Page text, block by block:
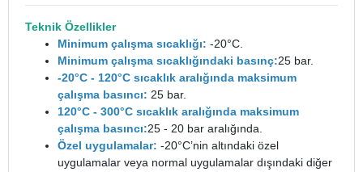
Teknik Özellikler
Minimum çalışma sıcaklığı: -20°C.
Minimum çalışma sıcaklığındaki basınç:25 bar.
-20°C - 120°C sıcaklık aralığında maksimum
çalışma basıncı: 25 bar.
120°C - 300°C sıcaklık aralığında maksimum
çalışma basıncı:25 - 20 bar aralığında.
Özel uygulamalar: -20°C’nin altındaki özel
uygulamalar veya normal uygulamalar dışındaki diğer